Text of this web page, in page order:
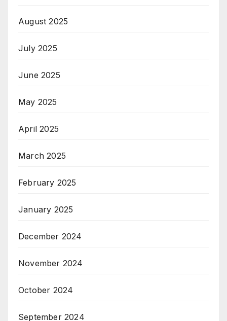
August 2025
July 2025
June 2025
May 2025
April 2025
March 2025
February 2025
January 2025
December 2024
November 2024
October 2024
September 2024